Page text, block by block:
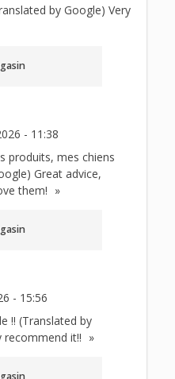
by Google) Very
- 11:38
produits, mes chiens
Great advice,
them!
- 15:56
!! (Translated by
recommend it!!